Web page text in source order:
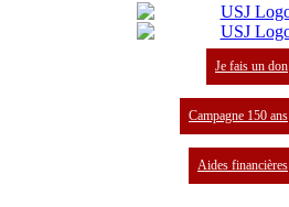
Je fais un don
Campagne 150 ans
Aides financières